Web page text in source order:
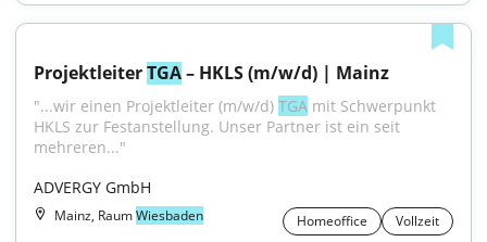
Projektleiter TGA – HKLS (m/w/d) | Mainz
"...wir einen Projektleiter (m/w/d) TGA mit Schwerpunkt
HKLS zur Festanstellung. Unser Partner ist ein seit
mehreren..."
ADVERGY GmbH
Mainz, RaumWiesbaden Homeoffice Vollzeit